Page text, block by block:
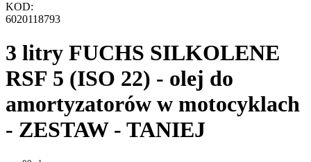
KOD:
6020118793
3 litry FUCHS SILKOLENE
RSF 5 (ISO 22) - olej do
amortyzatorów w motocyklach
- ZESTAW - TANIEJ